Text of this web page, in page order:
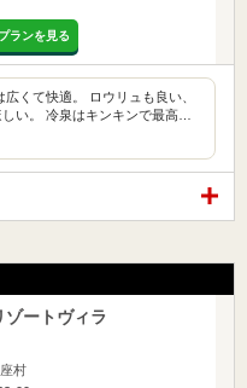
ランを見る
くて快適。 ロウリュも良い、
い。 冷泉はキンキンで最高…
ートヴィラ
村